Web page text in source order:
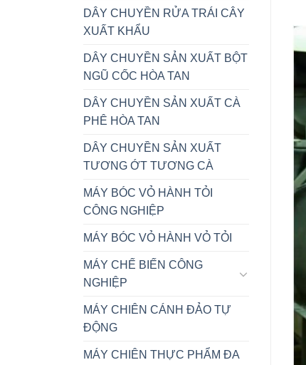
DÂY CHUYỀN RỬA TRÁI CÂY
XUẤT KHẨU
DÂY CHUYỀN SẢN XUẤT BỘT
NGŨ CỐC HÒA TAN
DÂY CHUYỀN SẢN XUẤT CÀ
PHÊ HÒA TAN
DÂY CHUYỀN SẢN XUẤT
TƯƠNG ỚT TƯƠNG CÀ
MÁY BÓC VỎ HÀNH TỎI
CÔNG NGHIỆP
MÁY BÓC VỎ HÀNH VỎ TỎI
MÁY CHẾ BIẾN CÔNG
NGHIỆP
MÁY CHIÊN CÁNH ĐẢO TỰ
ĐỘNG
MÁY CHIÊN THỰC PHẨM ĐA